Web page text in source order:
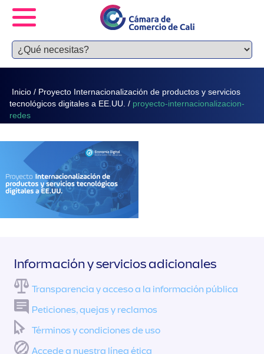
Inicio / Proyecto Internacionalización de productos y servicios
tecnológicos digitales a EE.UU. / proyecto-internacionalizacion-
redes
Información y servicios adicionales
Transparencia y acceso a la información pública
Peticiones, quejas y reclamos
Términos y condiciones de uso
Accede a nuestra línea ética